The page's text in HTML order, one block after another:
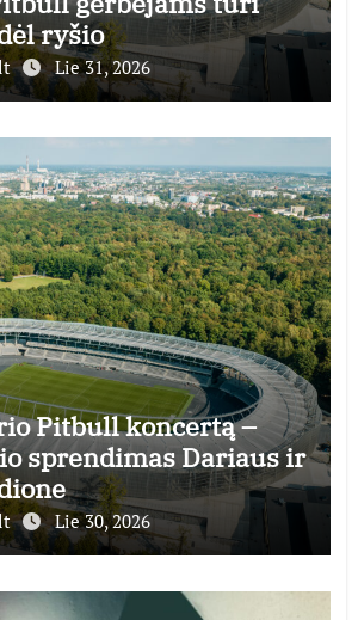
ryšio
Lie 31, 2026
Pitbull koncertą –
sprendimas Dariaus ir
Lie 30, 2026